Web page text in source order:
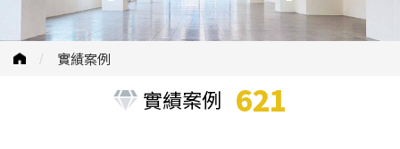
實績案例
實績案例 621